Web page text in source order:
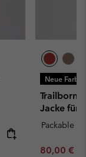
Neue
Jacke für
Packable
Minimum
80,00 €